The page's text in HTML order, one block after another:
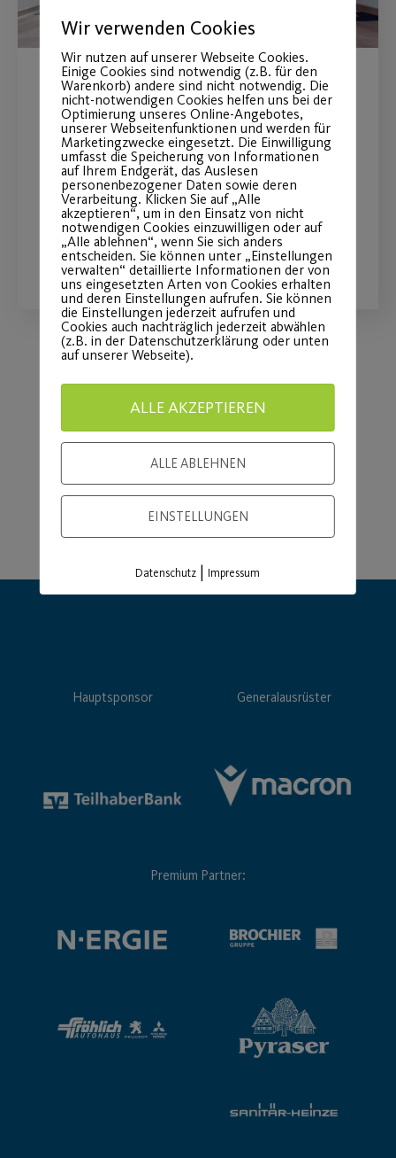
Yoga Flow, Yin Yoga und
Dance Ecstatic
Neuheiten aus dem Fit und Gesund
Kursbereich
WEITERLESEN
Load More
Hauptsponsor Generalausrüster
Premium Partner:
Wir verwenden Cookies
Wir nutzen auf unserer Webseite Cookies.
Einige Cookies sind notwendig (z.B. für den
Warenkorb) andere sind nicht notwendig. Die
nicht-notwendigen Cookies helfen uns bei der
Optimierung unseres Online-Angebotes,
unserer Webseitenfunktionen und werden für
Marketingzwecke eingesetzt. Die Einwilligung
umfasst die Speicherung von Informationen
auf Ihrem Endgerät, das Auslesen
personenbezogener Daten sowie deren
Verarbeitung. Klicken Sie auf „Alle
akzeptieren“, um in den Einsatz von nicht
notwendigen Cookies einzuwilligen oder auf
„Alle ablehnen“, wenn Sie sich anders
entscheiden. Sie können unter „Einstellungen
verwalten“ detaillierte Informationen der von
uns eingesetzten Arten von Cookies erhalten
und deren Einstellungen aufrufen. Sie können
die Einstellungen jederzeit aufrufen und
Cookies auch nachträglich jederzeit abwählen
(z.B. in der Datenschutzerklärung oder unten
auf unserer Webseite).
ALLE AKZEPTIEREN
ALLE ABLEHNEN
EINSTELLUNGEN
Datenschutz |Impressum